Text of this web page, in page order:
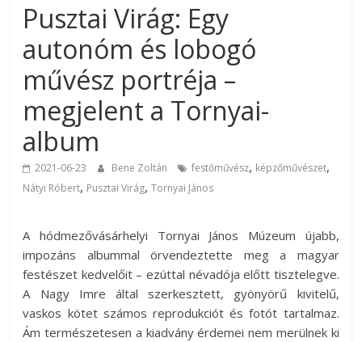
Pusztai Virág: Egy
autonóm és lobogó
művész portréja –
megjelent a Tornyai-
album
2021-06-23 Bene Zoltán festőművész, képzőművészet,
Nátyi Róbert, Pusztai Virág,Tornyai János
A hódmezővásárhelyi Tornyai János Múzeum újabb,
impozáns albummal örvendeztette meg a magyar
festészet kedvelőit – ezúttal névadója előtt tisztelegve.
A Nagy Imre által szerkesztett, gyönyörű kivitelű,
vaskos kötet számos reprodukciót és fotót tartalmaz.
Ám természetesen a kiadvány érdemei nem merülnek ki